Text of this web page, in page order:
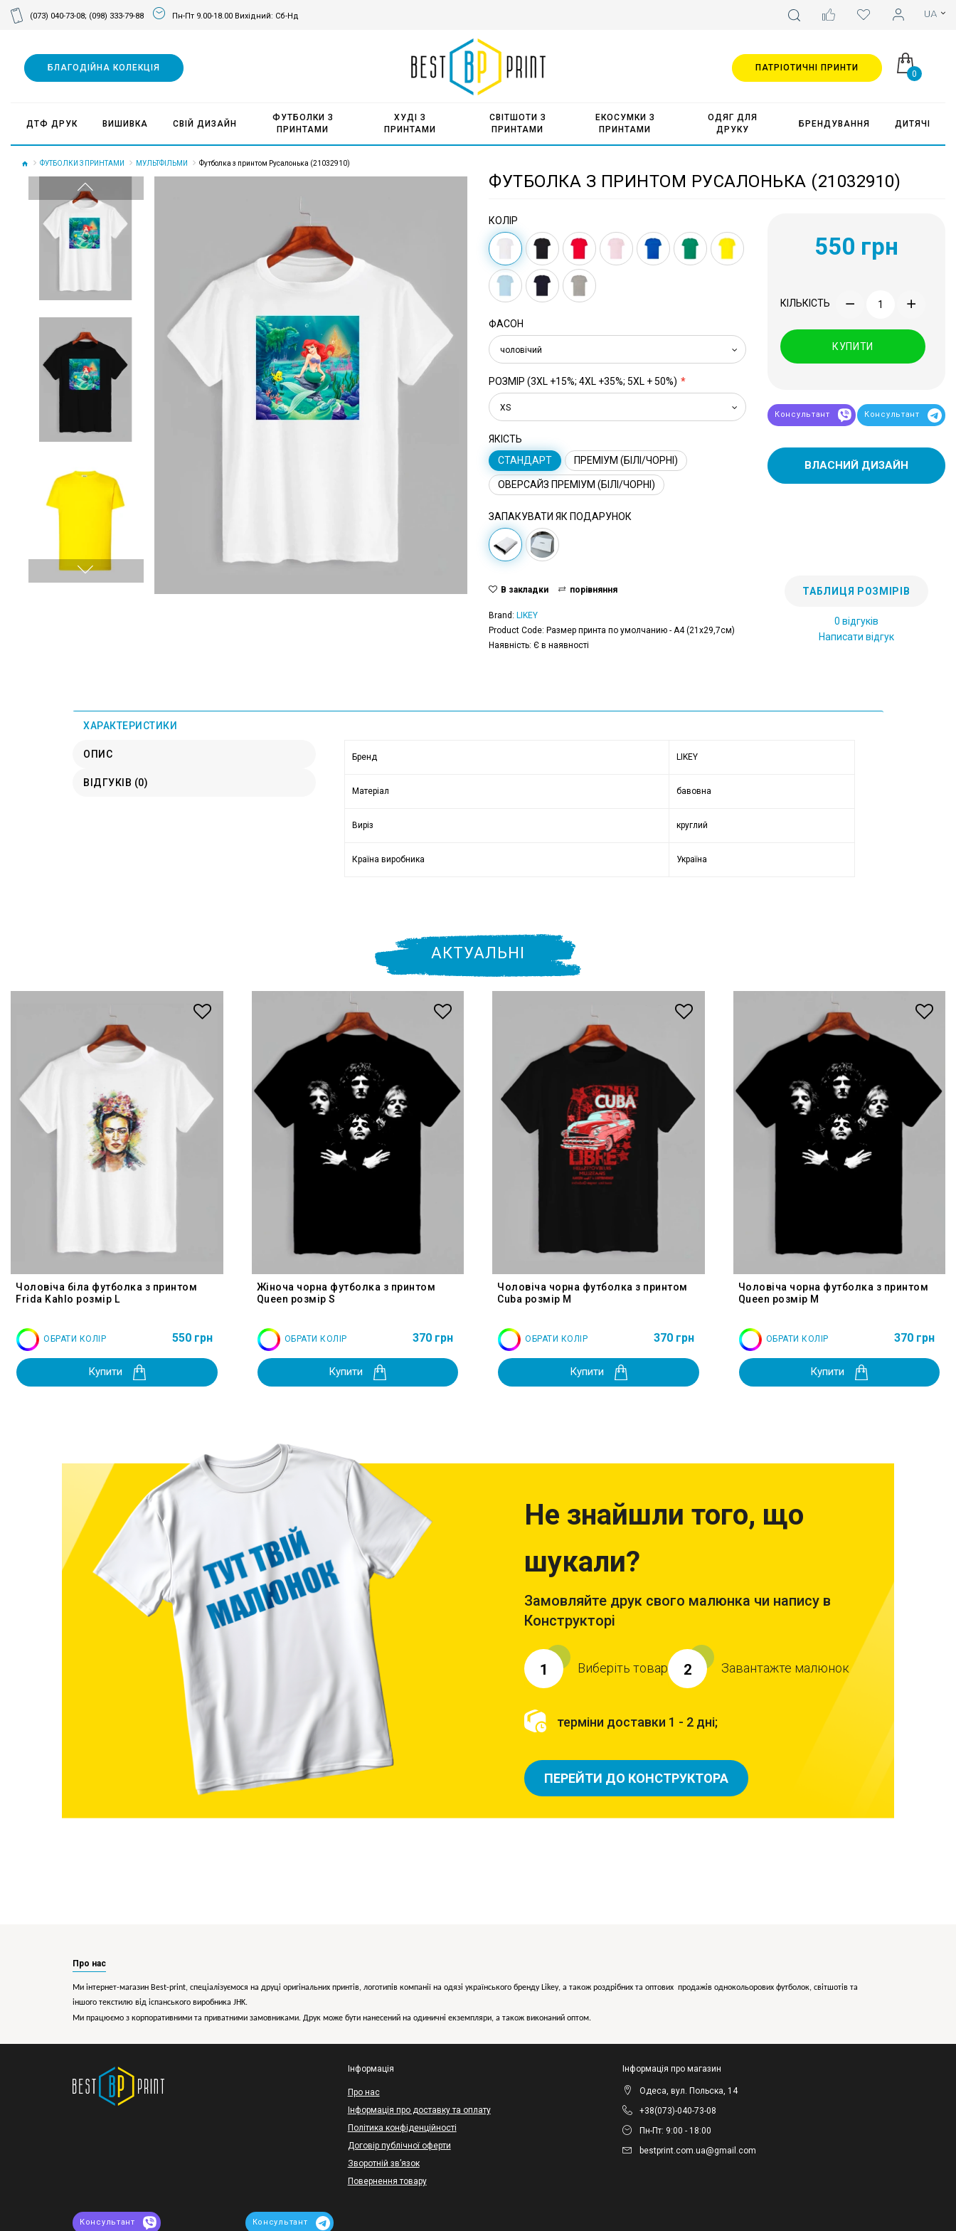
(073) 040-73-08; (098) 333-79-88 Пн-Пт 9.00-18.00 Вихідний: Сб-Нд
0
БЛАГОДІЙНА КОЛЕКЦІЯ
ДТФ ДРУК ВИШИВКА СВІЙ ДИЗАЙН
ФУТБОЛКИ З
ПРИНТАМИ
ХУДІ З
ПРИНТАМИ
СВІТШОТИ З
ПРИНТАМИ
ЕКОСУМКИ З
ПРИНТАМИ
ОДЯГ ДЛЯ
ДРУКУ
БРЕНДУВАННЯ ДИТЯЧІ
ПАТРІОТИЧНІ ПРИНТИ
ФУТБОЛКИ З ПРИНТАМИ МУЛЬТФІЛЬМИ Футболка з принтом Русалонька (21032910)
ФУТБОЛКА З ПРИНТОМ РУСАЛОНЬКА (21032910)
КОЛІР
ФАСОН
чоловічий
РОЗМІР (3XL +15%; 4XL +35%; 5XL + 50%)
XS
ЯКІСТЬ
СТАНДАРТ
ПРЕМІУМ (БІЛІ/ЧОРНІ)
ОВЕРСАЙЗ ПРЕМІУМ (БІЛІ/ЧОРНІ)
ЗАПАКУВАТИ ЯК ПОДАРУНОК
550 грн
КІЛЬКІСТЬ
КУПИТИ
Консультант Консультант
ВЛАСНИЙ ДИЗАЙН
В закладки порівняння
Brand: LIKEY
Product Code: Размер принта по умолчанию - А4 (21x29,7см)
Наявність: Є в наявності
ТАБЛИЦЯ РОЗМІРІВ
0 відгуків
Написати відгук
ХАРАКТЕРИСТИКИ
ОПИС
ВІДГУКІВ (0)
Бренд LIKEY
Матеріал бавовна
Виріз круглий
Країна виробника Україна
АКТУАЛЬНІ
Чоловіча біла футболка з принтом
Frida Kahlo розмір L
ОБРАТИ КОЛІР 550 грн
Купити
Жіноча чорна футболка з принтом
Queen розмір S
ОБРАТИ КОЛІР 370 грн
Купити
Чоловіча чорна футболка з принтом
Cuba розмір M
ОБРАТИ КОЛІР 370 грн
Купити
Чоловіча чорна футболка з принтом
Queen розмір M
ОБРАТИ КОЛІР 370 грн
Купити
Не знайшли того, що
шукали?
Замовляйте друк свого малюнка чи напису в
Конструкторі
1 Виберіть товар 2 Завантажте малюнок
терміни доставки 1 - 2 дні;
ПЕРЕЙТИ ДО КОНСТРУКТОРА
Про нас
Ми інтернет-магазин Best-print, спеціалізуємося на друці оригінальних принтів, логотипів компанії на одязі українського бренду Likey, а також роздрібних та оптових продажів однокольорових футболок, світшотів та
іншого текстилю від іспанського виробника JHK.
Ми працюємо з корпоративними та приватними замовниками. Друк може бути нанесений на одиничні екземпляри, а також виконаний оптом.
Інформація
Про нас
Інформація про доставку та оплату
Політика конфіденційності
Договір публічної оферти
Зворотній зв’язок
Повернення товару
Інформація про магазин
Одеса, вул. Польска, 14
+38(073)-040-73-08
Пн-Пт: 9:00 - 18:00
bestprint.com.ua@gmail.com
Консультант Консультант